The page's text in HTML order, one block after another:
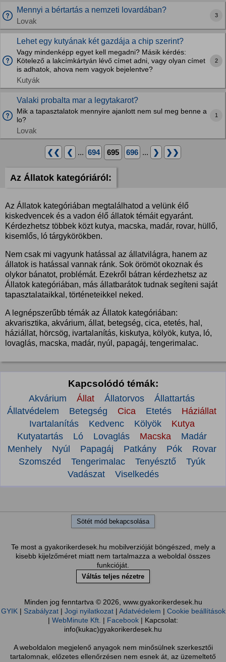
Mennyi a bértartás a nemzeti lovardában?
Lovak
3
Lehet egy kutyának két gazdája a chip szerint?
Vagy mindenképp egyet kell megadni? Másik kérdés:
Kötelező a lakcímkártyán lévő címet adni, vagy olyan címet
is adhatok, ahova nem vagyok bejelentve?
Kutyák
2
Valaki probalta mar a legytakarot?
Mik a tapasztalatok mennyire ajanlott nem sul meg benne a
lo?
Lovak
1
❮❮ ❮ ... 694 695 696 ... ❯ ❯❯
Az Állatok kategóriáról:
Az Állatok kategóriában megtalálhatod a velünk élő
kiskedvencek és a vadon élő állatok témáit egyaránt.
Kérdezhetsz többek közt kutya, macska, madár, rovar, hüllő,
kisemlős, ló tárgykörökben.
Nem csak mi vagyunk hatással az állatvilágra, hanem az
állatok is hatással vannak ránk. Sok örömöt okoznak és
olykor bánatot, problémát. Ezekről bátran kérdezhetsz az
Állatok kategóriában, más állatbarátok tudnak segíteni saját
tapasztalataikkal, történeteikkel neked.
A legnépszerűbb témák az Állatok kategóriában:
akvarisztika, akvárium, állat, betegség, cica, etetés, hal,
háziállat, hörcsög, ivartalanítás, kiskutya, kölyök, kutya, ló,
lovaglás, macska, madár, nyúl, papagáj, tengerimalac.
Kapcsolódó témák:
Akvárium Állat Állatorvos
Állattartás
Állatvédelem
Betegség Cica Etetés
Háziállat
Ivartalanítás
Kedvenc Kölyök
Kutya
Kutyatartás
Ló Lovaglás Macska
Madár
Menhely
Nyúl Papagáj Patkány Pók
Rovar
Szomszéd
Tengerimalac Tenyésztő
Tyúk
Vadászat
Viselkedés
Sötét mód bekapcsolása
Te most a gyakorikerdesek.hu mobilverzióját böngészed, mely a
kisebb kijelzőméret miatt nem tartalmazza a weboldal összes
funkcióját.
Váltás teljes nézetre
Minden jog fenntartva © 2026, www.gyakorikerdesek.hu
GYIK| Szabályzat| Jogi nyilatkozat| Adatvédelem | Cookie beállítások
| WebMinute Kft. | Facebook | Kapcsolat:
info(kukac)gyakorikerdesek.hu
A weboldalon megjelenő anyagok nem minősülnek szerkesztői
tartalomnak, előzetes ellenőrzésen nem esnek át, az üzemeltető